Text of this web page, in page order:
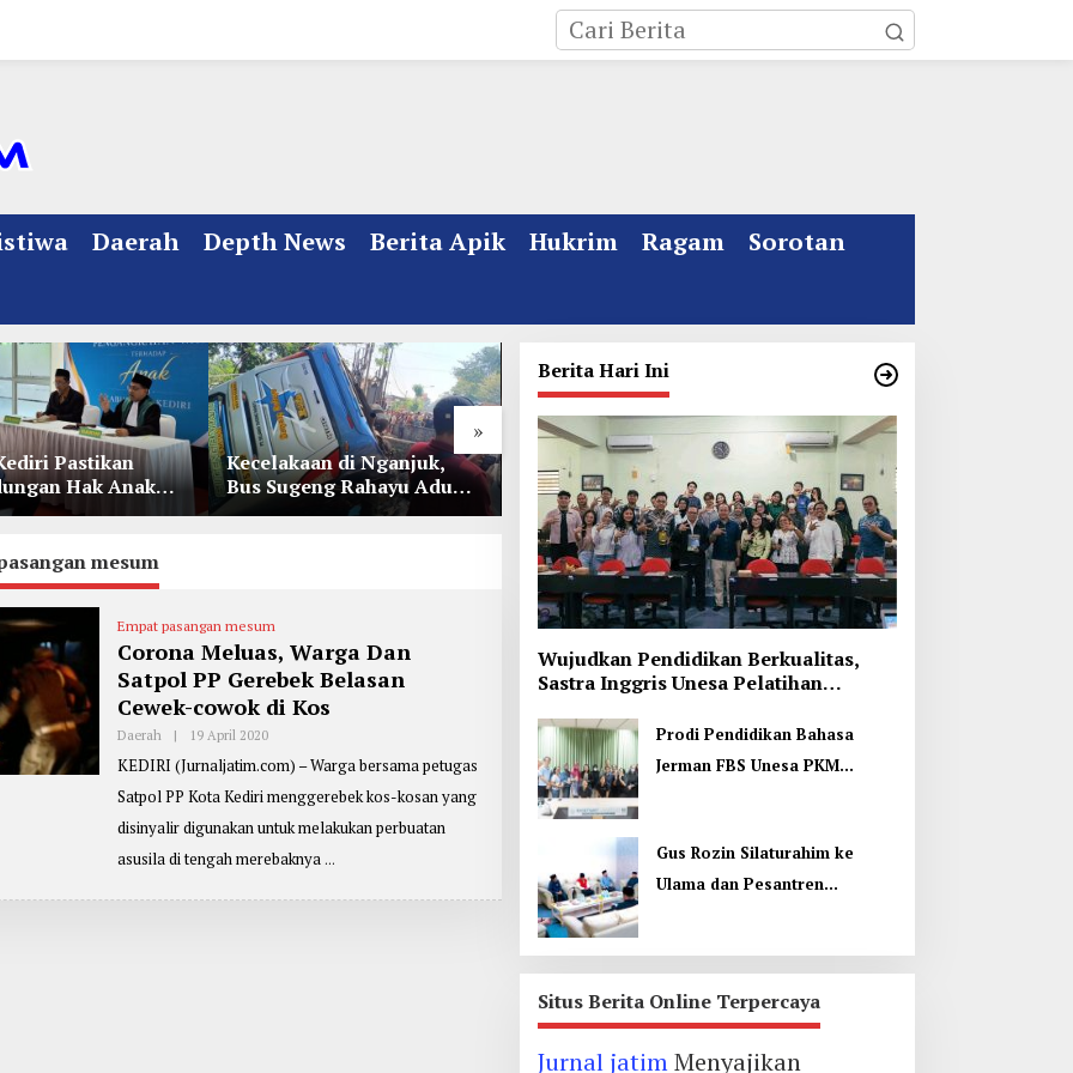
Daerah Depth News Berita Apik Hukrim Ragam
Sorotan
»
Pastikan
Hak Anak
Kecelakaan di Nganjuk,
Bus Sugeng Rahayu Adu
Banteng Dengan Dump
Kebakaran Rumah Mewah
di Jombang, ART Tewas
Diduga Menghirup Asap
Kata Gus Ipul Jelang
Muktamar ke 35 NU
Jombang: Panitia Gupuh,
Suguh, Lungguh
mesum
Empat pasangan mesum
Corona Meluas, Warga Dan
Satpol PP Gerebek Belasan
Cewek-cowok di Kos
Daerah | 19 April 2020O
E
R
E
P
O
R
E
KEDIRI (Jurnaljatim.com) – Warga bersama petugas
Satpol PP Kota Kediri menggerebek kos-kosan yang
disinyalir digunakan untuk melakukan perbuatan
asusila di tengah merebaknya
Berita Hari Ini
Wujudkan Pendidikan Berkualitas,
Sastra Inggris Unesa Pelatihan
Prodi Pendidikan Bahasa
Jerman FBS Unesa PKM
Gus Rozin Silaturahim ke
Ulama dan Pesantren
Situs Berita Online Terpercaya
Jurnal jatimMenyajikan